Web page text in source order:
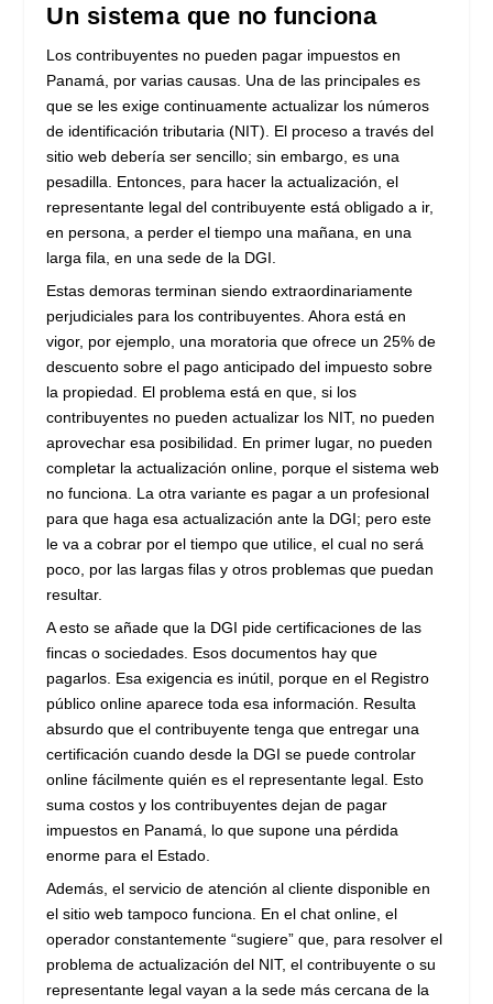
Un sistema que no funciona
Los contribuyentes no pueden pagar impuestos en
Panamá, por varias causas. Una de las principales es
que se les exige continuamente actualizar los números
de identificación tributaria (NIT). El proceso a través del
sitio web debería ser sencillo; sin embargo, es una
pesadilla. Entonces, para hacer la actualización, el
representante legal del contribuyente está obligado a ir,
en persona, a perder el tiempo una mañana, en una
larga fila, en una sede de la DGI.
Estas demoras terminan siendo extraordinariamente
perjudiciales para los contribuyentes. Ahora está en
vigor, por ejemplo, una moratoria que ofrece un 25% de
descuento sobre el pago anticipado del impuesto sobre
la propiedad. El problema está en que, si los
contribuyentes no pueden actualizar los NIT, no pueden
aprovechar esa posibilidad. En primer lugar, no pueden
completar la actualización online, porque el sistema web
no funciona. La otra variante es pagar a un profesional
para que haga esa actualización ante la DGI; pero este
le va a cobrar por el tiempo que utilice, el cual no será
poco, por las largas filas y otros problemas que puedan
resultar.
A esto se añade que la DGI pide certificaciones de las
fincas o sociedades. Esos documentos hay que
pagarlos. Esa exigencia es inútil, porque en el Registro
público online aparece toda esa información. Resulta
absurdo que el contribuyente tenga que entregar una
certificación cuando desde la DGI se puede controlar
online fácilmente quién es el representante legal. Esto
suma costos y los contribuyentes dejan de pagar
impuestos en Panamá, lo que supone una pérdida
enorme para el Estado.
Además, el servicio de atención al cliente disponible en
el sitio web tampoco funciona. En el chat online, el
operador constantemente “sugiere” que, para resolver el
problema de actualización del NIT, el contribuyente o su
representante legal vayan a la sede más cercana de la